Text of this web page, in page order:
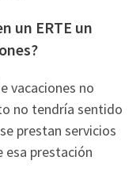
un ERTE un
vacaciones no
no tendría sentido
prestan servicios
esa prestación